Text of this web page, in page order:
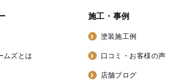
ムズとは
施工・事例
塗装施工例
口コミ・お客様の声
店舗ブログ